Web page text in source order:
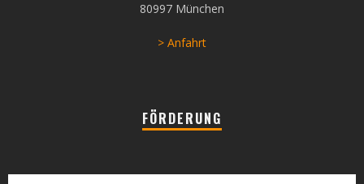
80997 München
> Anfahrt
FÖRDERUNG